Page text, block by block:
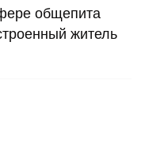
общепита
житель